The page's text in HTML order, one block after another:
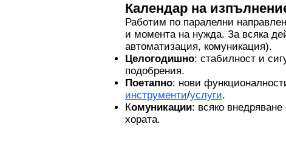
Календар на
Работим по паралелни
и момента на нужда. За всяка
автоматизация, комуникация).
Целогодишно: стабилност и
подобрения.
Поетапно: нови
инструменти/услуги.
Комуникации: всяко
хората.